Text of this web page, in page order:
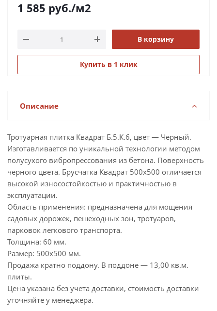
1 585 руб./м2
В корзину
Купить в 1 клик
Описание
Тротуарная плитка Квадрат Б.5.К.6, цвет — Черный.
Изготавливается по уникальной технологии методом
полусухого вибропрессования из бетона. Поверхность
черного цвета. Брусчатка Квадрат 500х500 отличается
высокой износостойкостью и практичностью в
эксплуатации.
Область применения: предназначена для мощения
садовых дорожек, пешеходных зон, тротуаров,
парковок легкового транспорта.
Толщина: 60 мм.
Размер: 500х500 мм.
Продажа кратно поддону. В поддоне — 13,00 кв.м.
плиты.
Цена указана без учета доставки, стоимость доставки
уточняйте у менеджера.